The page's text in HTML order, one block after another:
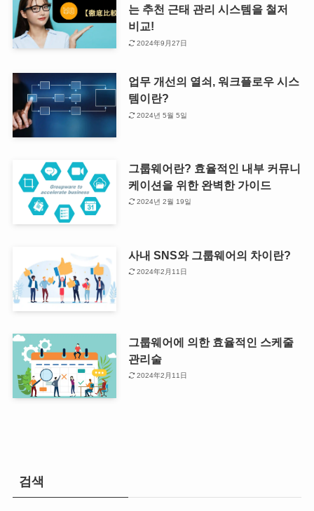
는 추천 근태 관리 시스템을 철저
비교!
2024年9月27日
업무 개선의 열쇠, 워크플로우 시스
템이란?
2024년 5월 5일
그룹웨어란? 효율적인 내부 커뮤니
케이션을 위한 완벽한 가이드
2024년 2월 19일
사내 SNS와 그룹웨어의 차이란?
2024年2月11日
그룹웨어에 의한 효율적인 스케줄
관리술
2024年2月11日
검색